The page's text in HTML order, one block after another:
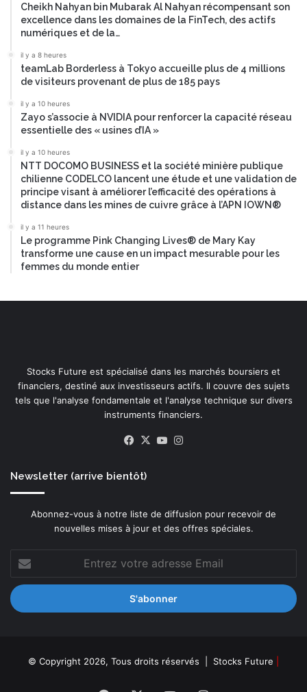
Cheikh Nahyan bin Mubarak Al Nahyan récompensant son
excellence dans les domaines de la FinTech, des actifs
numériques et de la…
il y a 8 heures
teamLab Borderless à Tokyo accueille plus de 4 millions
de visiteurs provenant de plus de 185 pays
il y a 10 heures
Zayo s’associe à NVIDIA pour renforcer la capacité réseau
essentielle des « usines d’IA »
il y a 10 heures
NTT DOCOMO BUSINESS et la société minière publique
chilienne CODELCO lancent une étude et une validation de
principe visant à améliorer l’efficacité des opérations à
distance dans les mines de cuivre grâce à l’APN IOWN®
il y a 11 heures
Le programme Pink Changing Lives® de Mary Kay
transforme une cause en un impact mesurable pour les
femmes du monde entier
Stocks Future est spécialisé dans les marchés boursiers et
financiers, destiné aux investisseurs actifs. Il couvre des sujets
tels que l'analyse fondamentale et l'analyse technique sur divers
instruments financiers.
Facebook
X YouTube
Newsletter (arrive bientôt)
Abonnez-vous à notre liste de diffusion pour recevoir de
nouvelles mises à jour et des offres spéciales.
votre
adresse
Email
© Copyright 2026, Tous droits réservés | Stocks Future